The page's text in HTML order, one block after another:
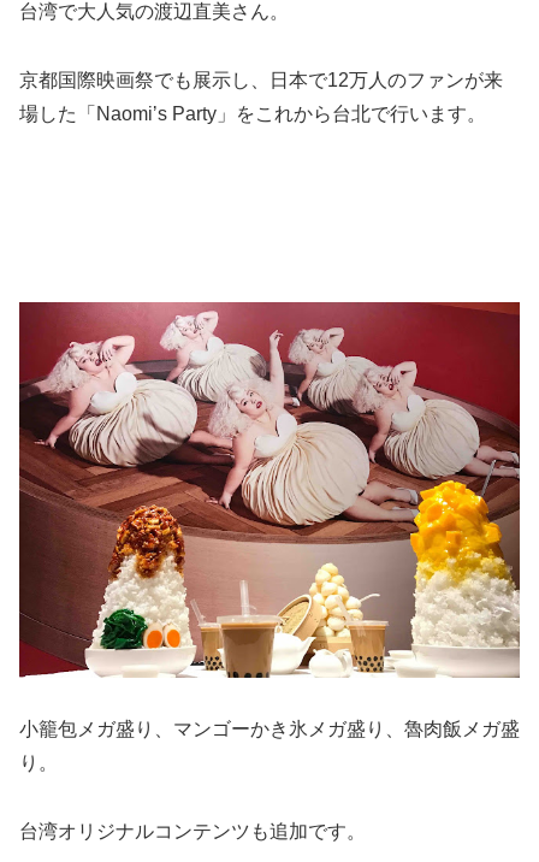
台湾で大人気の渡辺直美さん。
京都国際映画祭でも展示し、日本で12万人のファンが来
場した「Naomiʼs Party」をこれから台北で行います。
小籠包メガ盛り、マンゴーかき氷メガ盛り、魯肉飯メガ盛
り。
台湾オリジナルコンテンツも追加です。